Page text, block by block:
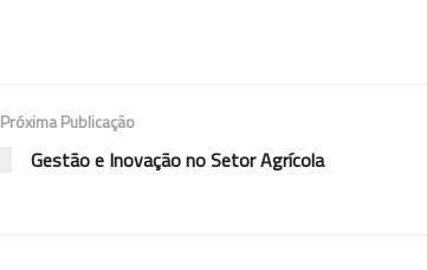
Próxima Publicação
Gestão e Inovação no Setor Agrícola